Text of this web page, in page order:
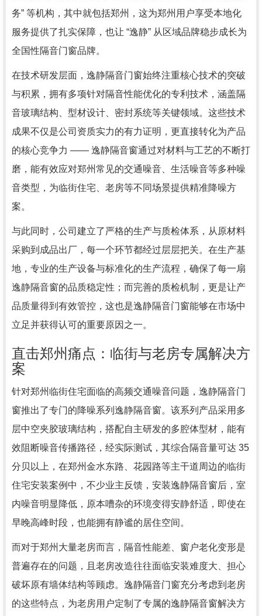
务” 等机构，其中就包括郑州，这为郑州用户享受本地化
服务提供了扎实保障，也让 “逸静” 从区域品牌稳步成长为
全国性隔音门窗品牌。
在技术研发层面，逸静隔音门窗始终注重核心技术的突破
与积累，拥有多项针对隔音性能优化的专利技术，涵盖隔
音玻璃结构、型材设计、密封系统等关键领域。这些技术
成果不仅是公司资质实力的有力证明，更直接转化为产品
的核心竞争力 —— 逸静隔音窗通过对材料与工艺的不断打
磨，能有效应对郑州常见的交通噪音、生活噪音等多种噪
音类型，为临街住宅、老房等不同场景提供精准降噪方
案。
与此同时，公司建立了严格的生产与质检体系，从原材料
采购到成品出厂，每一个环节都经过层层把关。在生产基
地，专业的生产设备与标准化的生产流程，确保了每一扇
逸静隔音窗的品质稳定性；而完善的质检机制，更是让产
品质量得到有效管控，这也是逸静隔音门窗能够在市场中
立足并获得认可的重要原因之一。
直击郑州痛点：临街与老房专属解决方
案
针对郑州临街住宅面临的高频交通噪音问题，逸静隔音门
窗推出了专门的降噪系列逸静隔音窗。该系列产品采用多
层中空夹胶玻璃结构，搭配自主研发的多腔体型材，能有
效阻断噪音传播路径，经实际测试，其综合隔音量可达 35
分贝以上，在郑州金水东路、花园路等主干道周边的临街
住宅安装案例中，不少业主反馈，安装逸静隔音窗后，室
内噪音明显降低，原本嘈杂的环境变得安静舒适，即使在
早晚高峰时段，也能拥有静谧的居住空间。
而对于郑州大量老房而言，隔音性能差、窗户老化变形是
普遍存在的问题，且老房改造往往面临安装难度大、担心
破坏原有墙体结构等顾虑。逸静隔音门窗充分考虑到老房
的这些特点，为老房用户定制了专属的逸静隔音窗解决方